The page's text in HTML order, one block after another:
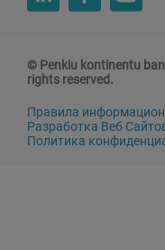
© Penkiu kontinentu
rights reserved.
Правила
Разработка Веб
Политика